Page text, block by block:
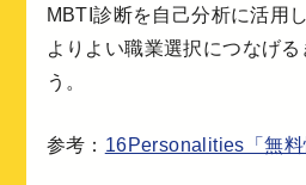
MBTI診断を自己分析に活用
よりよい職業選択につなげ
う。
参考： 16Personalities「無料